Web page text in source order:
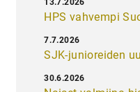
HPS vahvempi
SJK-junioreiden
7.7.2026
30.6.2026